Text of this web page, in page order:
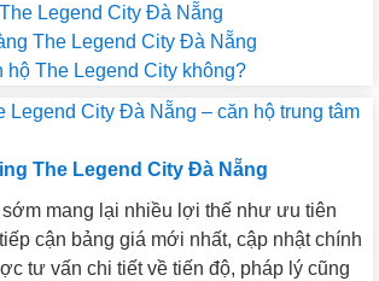
Legend City Đà Nẵng
The Legend City Đà Nẵng
hộ The Legend City không?
The Legend City Đà Nẵng
sớm mang lại nhiều lợi thế như ưu tiên
cận bảng giá mới nhất, cập nhật chính
tư vấn chi tiết về tiến độ, pháp lý cũng